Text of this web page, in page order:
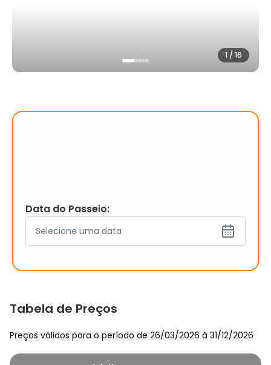
1 / 16
Data do Passeio:
Selecione uma data
Tabela de Preços
Preços válidos para o período de 26/03/2026 à 31/12/2026